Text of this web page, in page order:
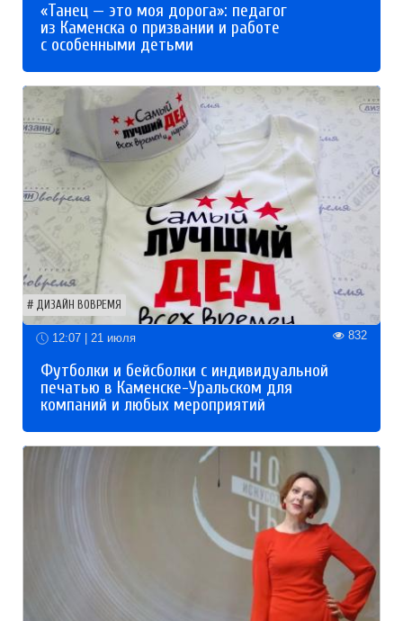
«Танец — это моя дорога»: педагог
из Каменска о призвании и работе
с особенными детьми
ДИЗАЙН ВОВРЕМЯ
12:07 | 21 июля 832
Футболки и бейсболки с индивидуальной
печатью в Каменске-Уральском для
компаний и любых мероприятий